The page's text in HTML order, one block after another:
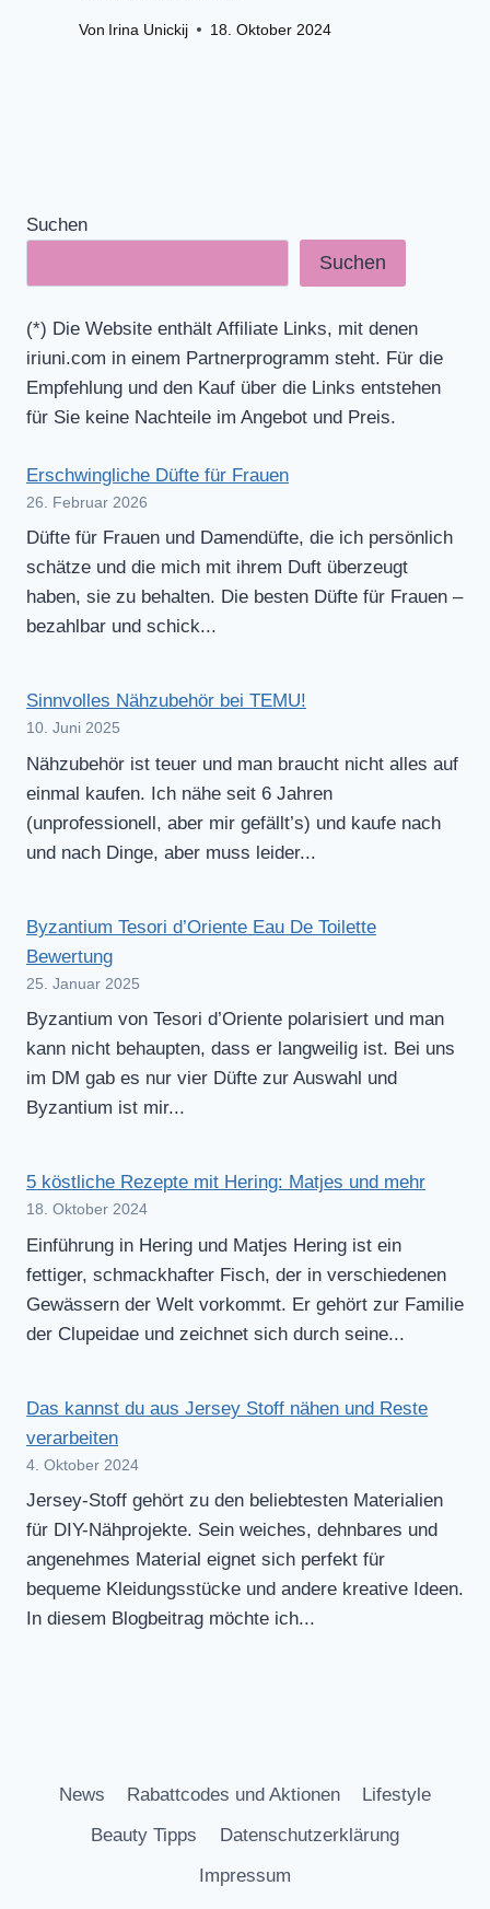
Von Irina Unickij 18. Oktober 2024
Suchen
Suchen
(*) Die Website enthält Affiliate Links, mit denen
iriuni.com in einem Partnerprogramm steht. Für die
Empfehlung und den Kauf über die Links entstehen
für Sie keine Nachteile im Angebot und Preis.
Erschwingliche Düfte für Frauen
26. Februar 2026
Düfte für Frauen und Damendüfte, die ich persönlich
schätze und die mich mit ihrem Duft überzeugt
haben, sie zu behalten. Die besten Düfte für Frauen –
bezahlbar und schick...
Sinnvolles Nähzubehör bei TEMU!
10. Juni 2025
Nähzubehör ist teuer und man braucht nicht alles auf
einmal kaufen. Ich nähe seit 6 Jahren
(unprofessionell, aber mir gefällt’s) und kaufe nach
und nach Dinge, aber muss leider...
Byzantium Tesori d’Oriente Eau De Toilette
Bewertung
25. Januar 2025
Byzantium von Tesori d’Oriente polarisiert und man
kann nicht behaupten, dass er langweilig ist. Bei uns
im DM gab es nur vier Düfte zur Auswahl und
Byzantium ist mir...
5 köstliche Rezepte mit Hering: Matjes und mehr
18. Oktober 2024
Einführung in Hering und Matjes Hering ist ein
fettiger, schmackhafter Fisch, der in verschiedenen
Gewässern der Welt vorkommt. Er gehört zur Familie
der Clupeidae und zeichnet sich durch seine...
Das kannst du aus Jersey Stoff nähen und Reste
verarbeiten
4. Oktober 2024
Jersey-Stoff gehört zu den beliebtesten Materialien
für DIY-Nähprojekte. Sein weiches, dehnbares und
angenehmes Material eignet sich perfekt für
bequeme Kleidungsstücke und andere kreative Ideen.
In diesem Blogbeitrag möchte ich...
News Rabattcodes und Aktionen
Lifestyle
Beauty Tipps
Datenschutzerklärung
Impressum